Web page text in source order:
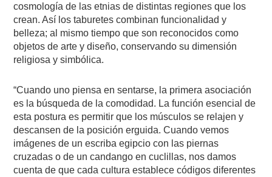
cosmología de las etnias de distintas regiones que los
crean. Así los taburetes combinan funcionalidad y
belleza; al mismo tiempo que son reconocidos como
objetos de arte y diseño, conservando su dimensión
religiosa y simbólica.
“Cuando uno piensa en sentarse, la primera asociación
es la búsqueda de la comodidad. La función esencial de
esta postura es permitir que los músculos se relajen y
descansen de la posición erguida. Cuando vemos
imágenes de un escriba egipcio con las piernas
cruzadas o de un candango en cuclillas, nos damos
cuenta de que cada cultura establece códigos diferentes